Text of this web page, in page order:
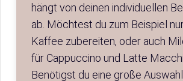
hängt von deinen individuellen
ab. Möchtest du zum Beispiel
Kaffee zubereiten, oder auch
für Cappuccino und Latte
Benötigst du eine große